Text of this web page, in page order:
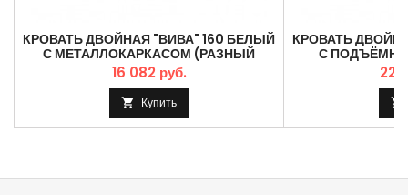
КРОВАТЬ ДВОЙНАЯ "ВИВА" 160 БЕЛЫЙ
С МЕТАЛЛОКАРКАСОМ (РАЗНЫЙ
РАЗМЕР)
16 082 руб.
 Купить
КРОВАТЬ
С
22
